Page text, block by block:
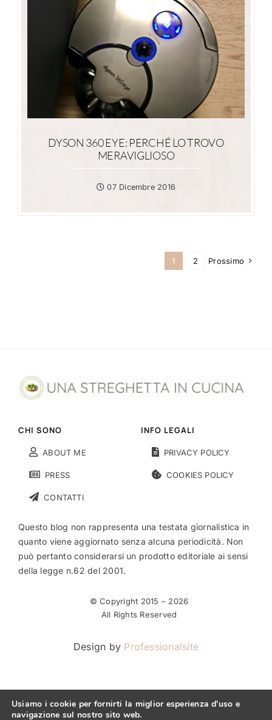
DYSON 360 EYE: PERCHÉ LO TROVO
MERAVIGLIOSO
07 Dicembre 2016
1 2 Prossimo
CHI SONO
ABOUT ME
PRESS
CONTATTI
INFO LEGALI
PRIVACY POLICY
COOKIES POLICY
Questo blog non rappresenta una testata giornalistica in
quanto viene aggiornato senza alcuna periodicità. Non
può pertanto considerarsi un prodotto editoriale ai sensi
della legge n.62 del 2001.
© Copyright 2015 – 2026
All Rights Reserved
Design by Professionalsite
Usiamo i cookie per fornirti la miglior esperienza d'uso e
navigazione sul nostro sito web.